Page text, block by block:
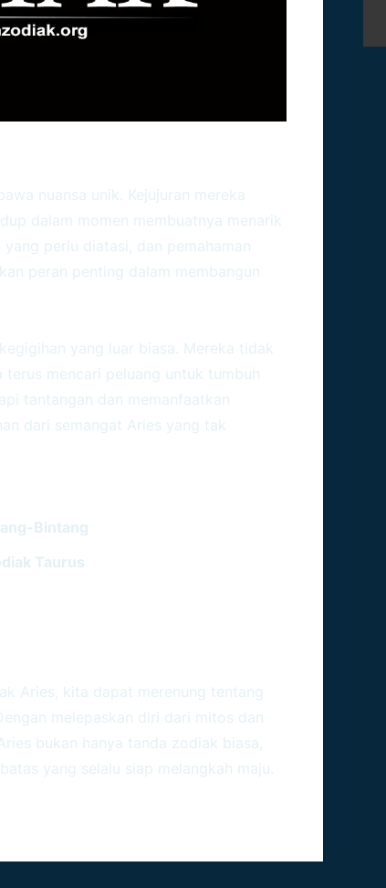
nuansa unik. Kejujuran mereka
dalam momen membuatnya menarik
perlu diatasi, dan pemahaman
peran penting dalam membangun
yang luar biasa. Mereka tidak
mencari peluang untuk tumbuh
tantangan dan memanfaatkan
dari semangat Aries yang tak
Bintang
Taurus
Aries, kita dapat merenung tentang
melepaskan diri dari mitos dan
bukan hanya tanda zodiak biasa,
yang selalu siap melangkah maju.